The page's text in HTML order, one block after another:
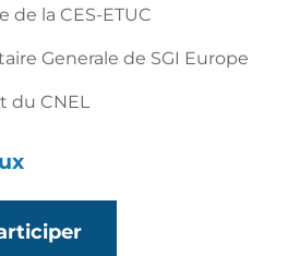
de la CES-ETUC
Generale de SGI Europe
du CNEL